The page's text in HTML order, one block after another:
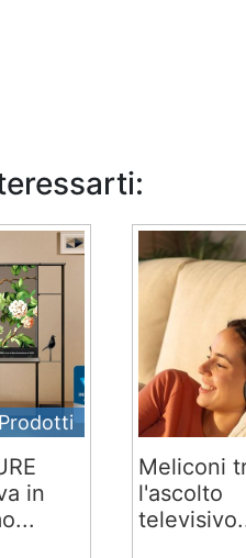
in
Meliconi
l'ascolto